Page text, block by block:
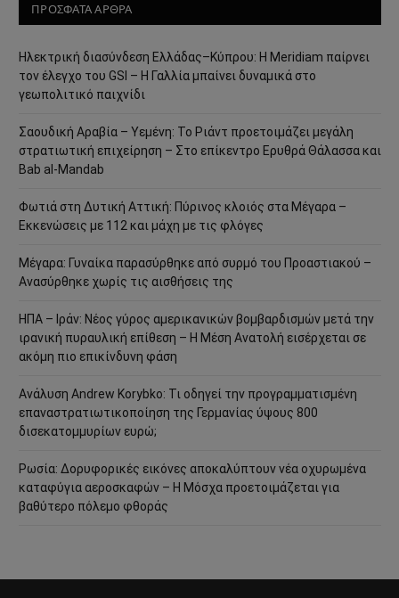
ΠΡΟΣΦΑΤΑ ΑΡΘΡΑ
Ηλεκτρική διασύνδεση Ελλάδας–Κύπρου: Η Meridiam παίρνει
τον έλεγχο του GSI – Η Γαλλία μπαίνει δυναμικά στο
γεωπολιτικό παιχνίδι
Σαουδική Αραβία – Υεμένη: Το Ριάντ προετοιμάζει μεγάλη
στρατιωτική επιχείρηση – Στο επίκεντρο Ερυθρά Θάλασσα και
Bab al-Mandab
Φωτιά στη Δυτική Αττική: Πύρινος κλοιός στα Μέγαρα –
Εκκενώσεις με 112 και μάχη με τις φλόγες
Μέγαρα: Γυναίκα παρασύρθηκε από συρμό του Προαστιακού –
Ανασύρθηκε χωρίς τις αισθήσεις της
ΗΠΑ – Ιράν: Νέος γύρος αμερικανικών βομβαρδισμών μετά την
ιρανική πυραυλική επίθεση – Η Μέση Ανατολή εισέρχεται σε
ακόμη πιο επικίνδυνη φάση
Ανάλυση Andrew Korybko: Τι οδηγεί την προγραμματισμένη
επαναστρατιωτικοποίηση της Γερμανίας ύψους 800
δισεκατομμυρίων ευρώ;
Ρωσία: Δορυφορικές εικόνες αποκαλύπτουν νέα οχυρωμένα
καταφύγια αεροσκαφών – Η Μόσχα προετοιμάζεται για
βαθύτερο πόλεμο φθοράς